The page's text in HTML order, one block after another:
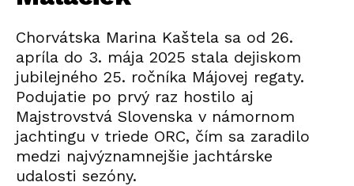
Chorvátska Marina Kaštela sa od 26.
apríla do 3. mája 2025 stala dejiskom
jubilejného 25. ročníka Májovej regaty.
Podujatie po prvý raz hostilo aj
Majstrovstvá Slovenska v námornom
jachtingu v triede ORC, čím sa zaradilo
medzi najvýznamnejšie jachtárske
udalosti sezóny.